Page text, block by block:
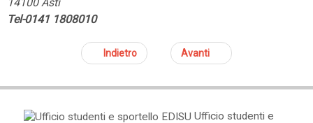
Tel-0141 1808010
Indietro Avanti
Ufficio studenti e